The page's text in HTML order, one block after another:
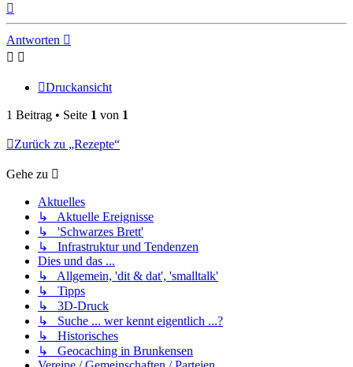
Antworten
Druckansicht
1 Beitrag • Seite 1 von 1
Zurück zu „Rezepte“
Gehe zu
Aktuelles
↳ Aktuelle Ereignisse
↳ 'Schwarzes Brett'
↳ Infrastruktur und Tendenzen
Dies und das ...
↳ Allgemein, 'dit & dat', 'smalltalk'
↳ Tipps
↳ 3D-Druck
↳ Suche ... wer kennt eigentlich ...?
↳ Historisches
↳ Geocaching in Brunkensen